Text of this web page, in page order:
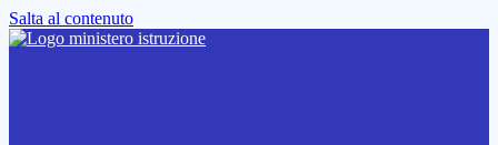
Salta al contenuto